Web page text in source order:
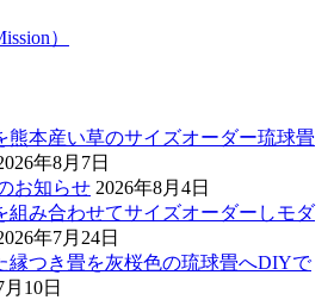
）
熊本産い草のサイズオーダー琉球畳
年8月7日
お知らせ 2026年8月4日
組み合わせてサイズオーダーしモダ
年7月24日
縁つき畳を灰桜色の琉球畳へDIYで
10日